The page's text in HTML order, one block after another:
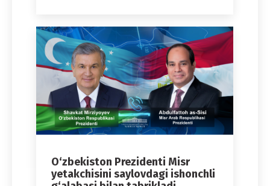
O‘zbekiston Prezidenti Misr
yetakchisini saylovdagi ishonchli